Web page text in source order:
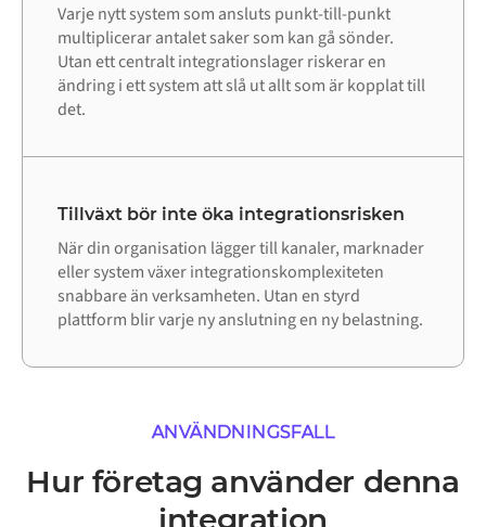
Varje nytt system som ansluts punkt-till-punkt
multiplicerar antalet saker som kan gå sönder.
Utan ett centralt integrationslager riskerar en
ändring i ett system att slå ut allt som är kopplat till
det.
Tillväxt bör inte öka integrationsrisken
När din organisation lägger till kanaler, marknader
eller system växer integrationskomplexiteten
snabbare än verksamheten. Utan en styrd
plattform blir varje ny anslutning en ny belastning.
ANVÄNDNINGSFALL
Hur företag använder denna